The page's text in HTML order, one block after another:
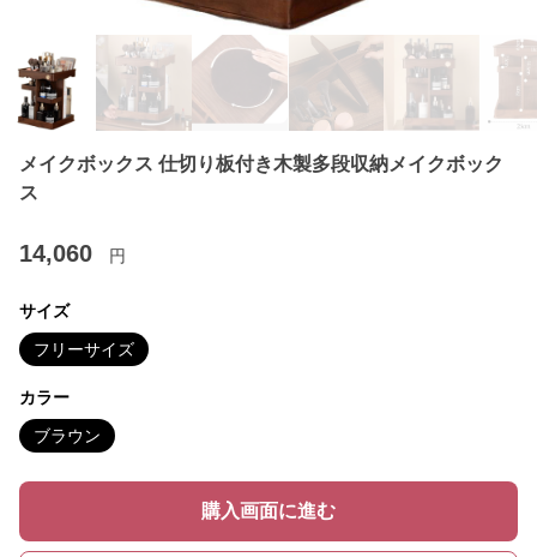
メイクボックス 仕切り板付き木製多段収納メイクボック
ス
14,060 円
サイズ
フリーサイズ
カラー
ブラウン
購入画面に進む